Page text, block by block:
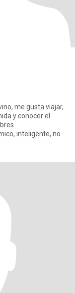
me gusta viajar,
y conocer el
inteligente, no